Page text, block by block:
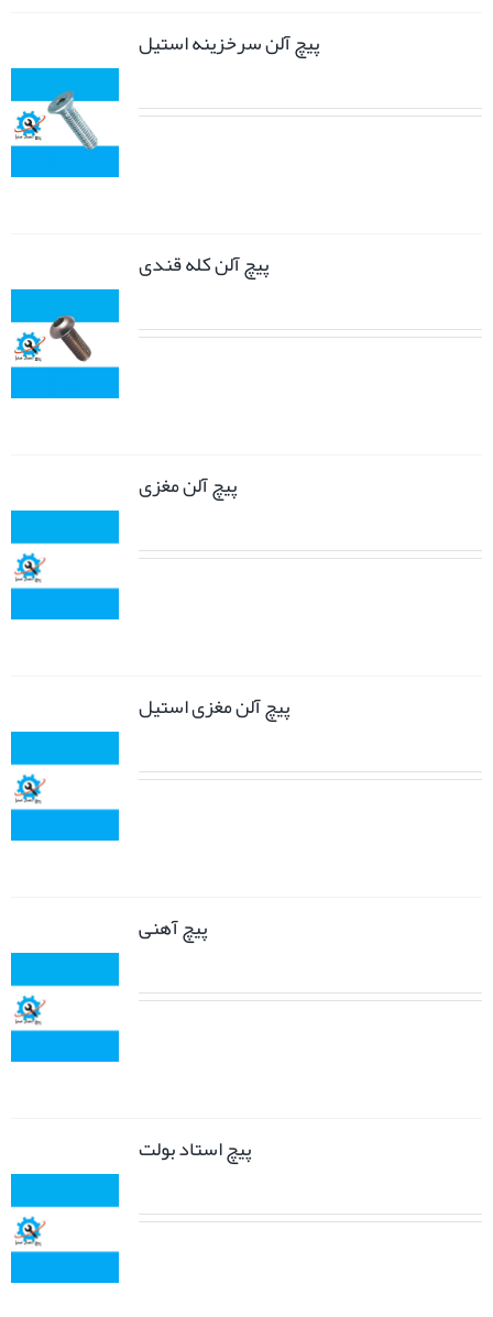
پیچ آلن سرخزینه استیل
پیچ آلن کله قندی
پیچ آلن مغزی
پیچ آلن مغزی استیل
پیچ آهنی
پیچ استاد بولت